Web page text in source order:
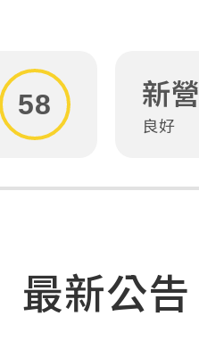
58 新營
良好
最新公告